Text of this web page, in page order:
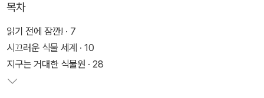
지 사로잡은 <앗, 시리즈>는 어린이 책으로는 드물게 ‘한국경제신문
도서부문 소비자 대상’에 선정되었고, 이밖에도 주요 일간지, 잡지, 문
화관광부, 서울시교육청의 추천도서 및 도서 부문 상을 휩쓸었으며,
서울에서만 60여 개 초중고에서 추천도서로 읽히며 ‘제2의 교과
서’라 극찬받아 왔다.
목차
읽기 전에 잠깐! · 7
시끄러운 식물 세계 · 10
지구는 거대한 식물원 · 28